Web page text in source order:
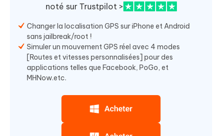
noté sur Trustpilot >
Changer la localisation GPS sur iPhone et Android
sans jailbreak/root !
Simuler un mouvement GPS réel avec 4 modes
[Routes et vitesses personnalisées] pour des
applications telles que Facebook, PoGo, et
MHNow.etc.